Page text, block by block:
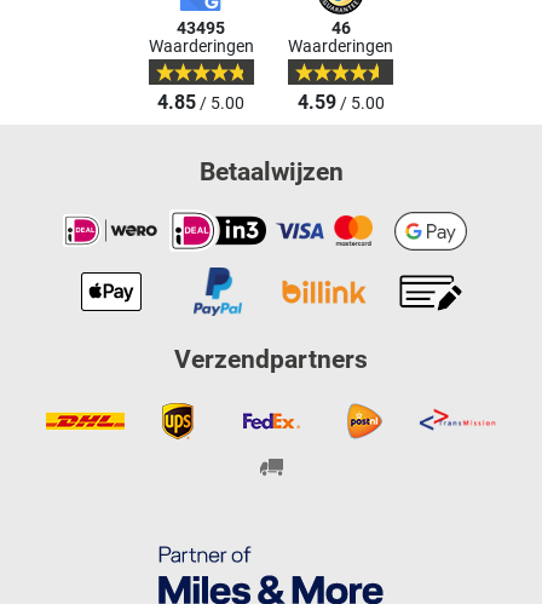
43495
Waarderingen
4.85/ 5.00
46
Waarderingen
4.59/ 5.00
Betaalwijzen
Verzendpartners